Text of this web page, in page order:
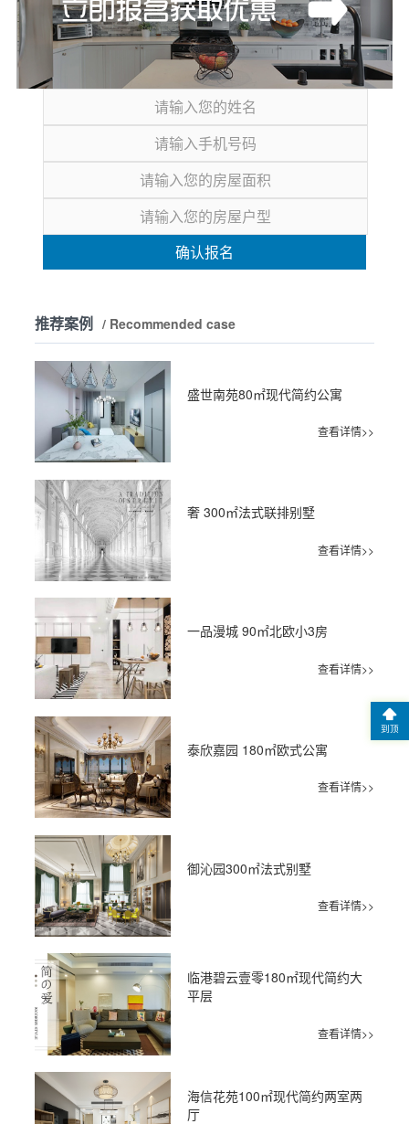
确认报名
推荐案例 / Recommended case
盛世南苑80㎡现代简约公寓
查看详情>>
奢 300㎡法式联排别墅
查看详情>>
一品漫城 90㎡北欧小3房
查看详情>>
泰欣嘉园 180㎡欧式公寓
查看详情>>
御沁园300㎡法式别墅
查看详情>>
临港碧云壹零180㎡现代简约大
平层
查看详情>>
海信花苑100㎡现代简约两室两
厅
到顶